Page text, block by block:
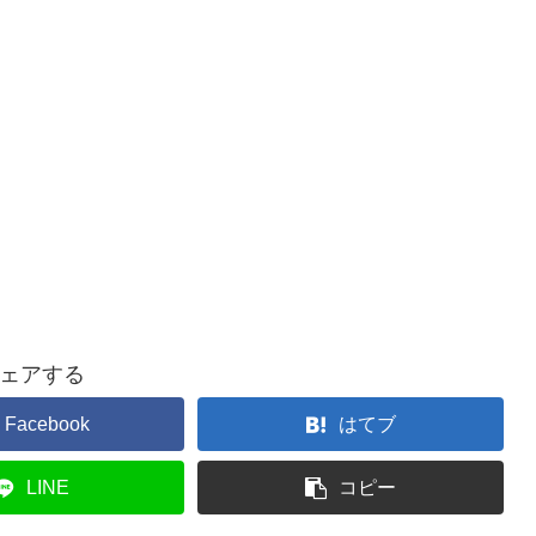
アする
Facebook はてブ
LINE コピー